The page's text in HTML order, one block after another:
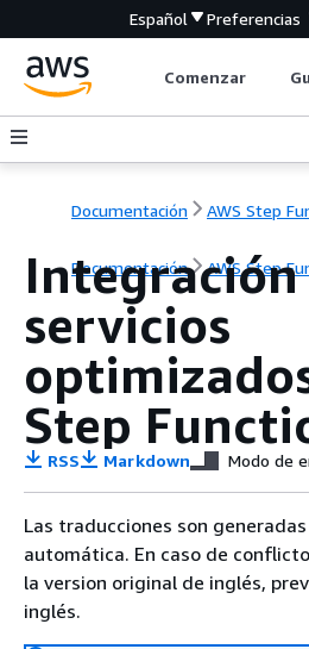
Español Preferencias
Comenzar
Documentación AWS Step
Documentación AWS Step
Integración
servicios
Step
RSS Markdown Modo de
Las traducciones son
automática. En caso de
la version original de inglés,
inglés.